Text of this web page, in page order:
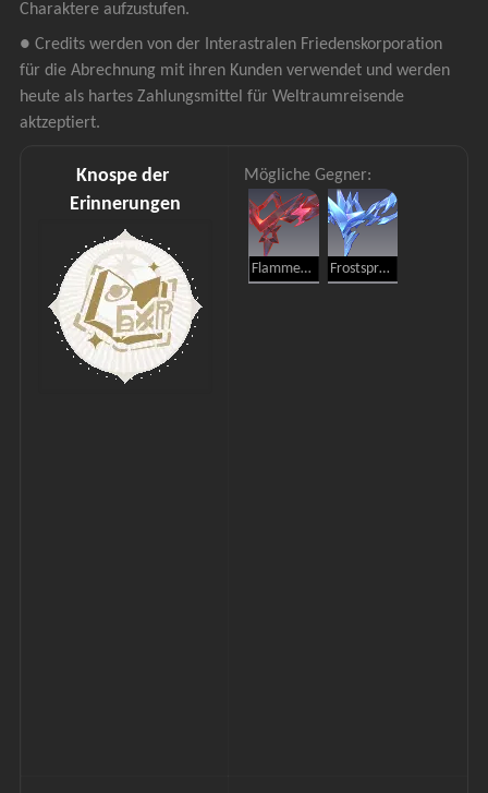
Charaktere aufzustufen.
● Credits werden von der Interastralen Friedenskorporation
für die Abrechnung mit ihren Kunden verwendet und werden
heute als hartes Zahlungsmittel für Weltraumreisende
aktzeptiert.
Knospe der
Erinnerungen
Mögliche Gegner:
Flammenspross Frostspross